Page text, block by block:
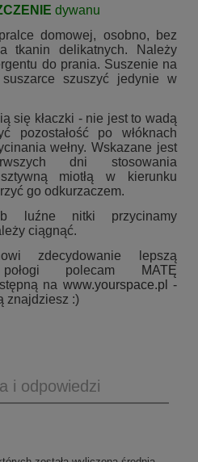
dywanu
domowej, osobno, bez
tkanin delikatnych. Należy
do prania. Suszenie na
szuszyć jedynie w
się kłaczki - nie jest to wadą
pozostałość po włóknach
wełny. Wskazane jest
dni stosowania
miotłą w kierunku
go odkurzaczem.
luźne nitki przycinamy
ciągnąć.
zdecydowanie lepszą
polecam
MATĘ
na www.yourspace.pl -
znajdziesz :)
i odpowiedzi